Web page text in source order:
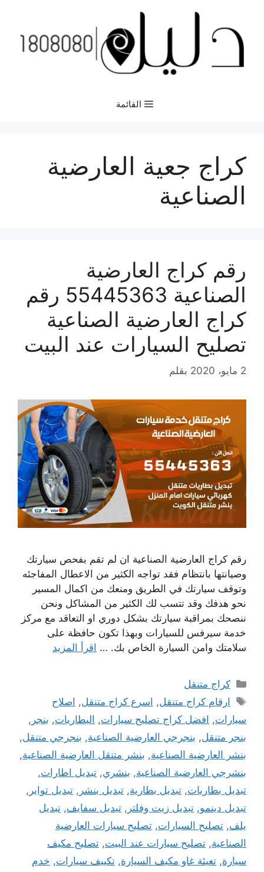
المحتوى
القائمة
كراج جعية العارضية
الصناعية
رقم كراج العارضية
الصناعية 55445363 رقم
كراج العارضية الصناعية
تصليح السيارات عند البيت
2 مايو، 2020 بقلم
رقم كراج العارضية الصناعية ان لم تقم بفحص سيارتك
وصيانتها بانتظام فقد تواجه الكثير من الاعطال المفاجئه
وتوقف سيارتك في الطريق ومنعك من اكمال المسير
نحو هدفك وقد تتسب لك الكثير من المشاكل ونحن
ننصحك بمراقبة سيارتك بشكل دوري او التعاقد مع مركز
خدمة سيرفس للسيارات وبهذا تكون حافظة على
سلامتك وامن السيارة الخاص بك. … اقرأ المزيد
التصنيفات
كراج متنقل
الوسوم
ارقام كراج متنقل, اسرع كراج متنقل, اصلاح
سيارات, افضل كراج تصليح سيارات, البطاريات, بنجر ,
بنجر متنقل, بنجرجي العارضية الصناعية, بنجرجي متنقل,
بنشر العارضية الصناعية, بنشر متنقل العارضية الصناعية,
بنشرجي العارضية الصناعية, بنشري, تبديل اطارات,
تبديل بطاريات, تبديل بطارية, تبديل بنشر , تبديل تواير ,
تبديل دينمو, تبديل زيت وفلتر , تبديل سفايف, تبديل
يلف, تصليح السيارات, تصليح سيارات العارضية
الصناعية, تصليح سيارات عند البيت, تصليح مكيف
سيارة, تعبئة غاو مكيف السيارة, تكييف سيارات, خدم